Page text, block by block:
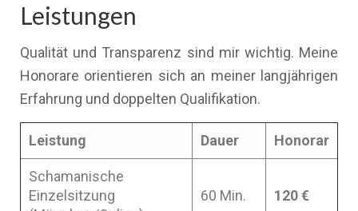
Leistungen
Qualität und Transparenz sind mir wichtig. Meine
Honorare orientieren sich an meiner langjährigen
Erfahrung und doppelten Qualifikation.
Leistung Dauer Honorar
Schamanische
Einzelsitzung
60 Min. 120 €